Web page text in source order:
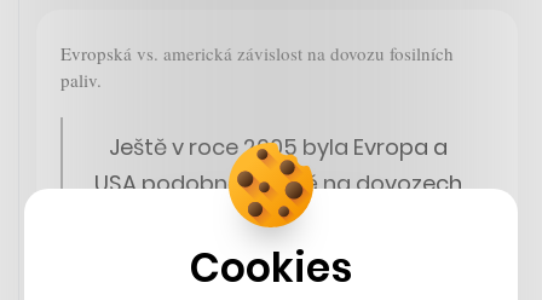
Evropská vs. americká závislost na dovozu fosilních
paliv.
Ještě v roce 2005 byla Evropa a
USA podobně závislé na dovozech
fosilních paliv.
Pak obě strany začaly řešit různé
Cookies